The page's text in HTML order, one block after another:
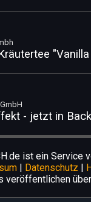
- jetzt in
ist ein Service
Datenschutz
veröffentlichen über